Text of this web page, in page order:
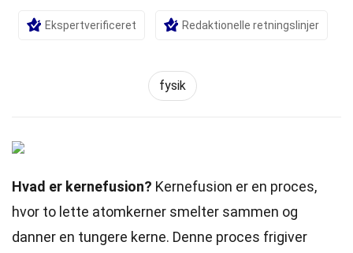
Ekspertverificeret Redaktionelle retningslinjer
fysik
Hvad er kernefusion? Kernefusion er en proces,
hvor to lette atomkerner smelter sammen og
danner en tungere kerne. Denne proces frigiver